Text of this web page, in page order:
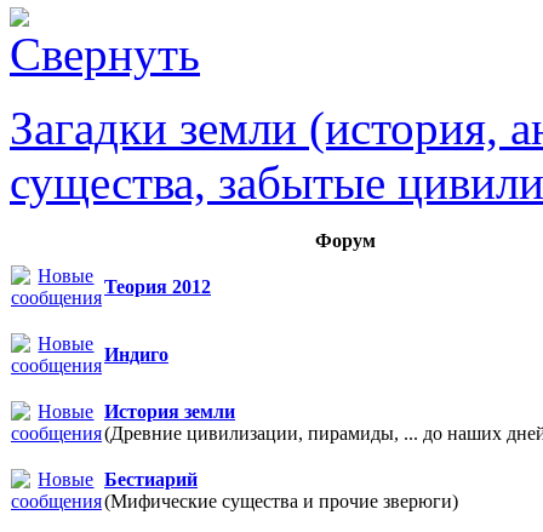
Загадки земли (история,
существа, забытые
Форум
Теория 2012
Индиго
История земли
(Древние цивилизации, пирамиды, ... до наших
Бестиарий
(Мифические существа и прочие зверюги)